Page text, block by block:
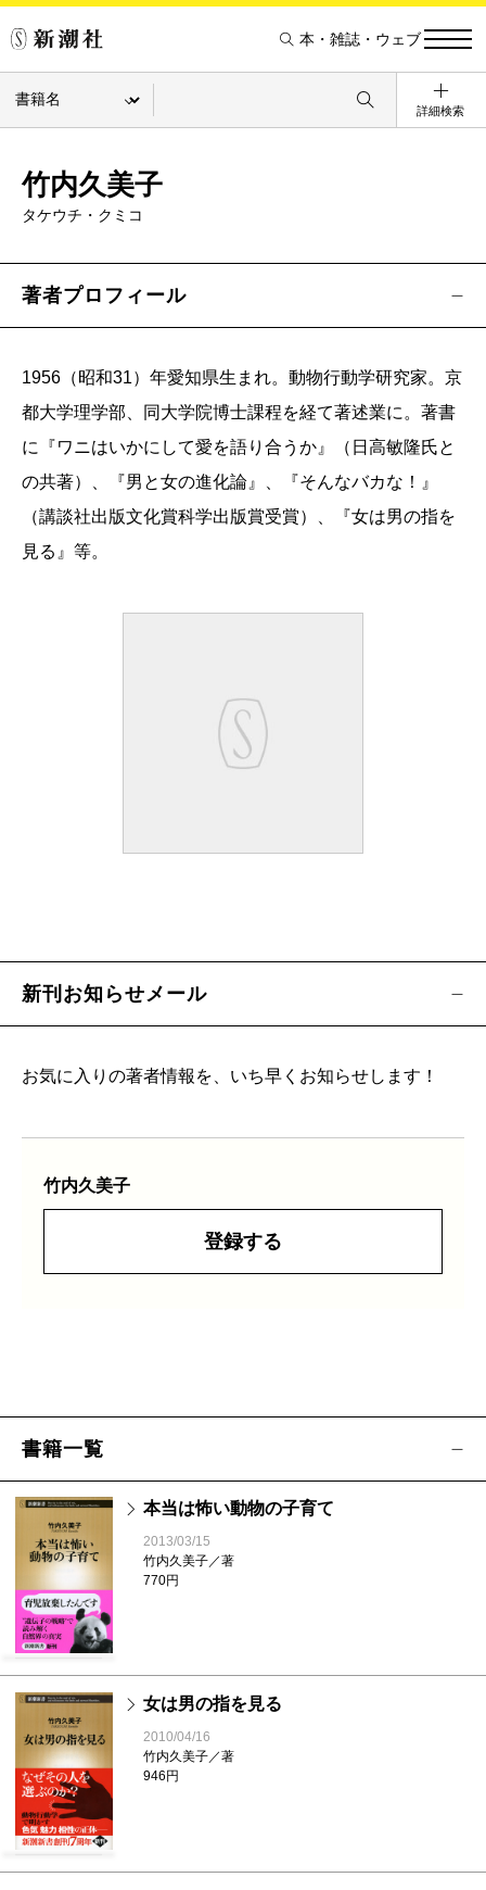
本・雑誌・ウェブ
詳細検索
竹内久美子
タケウチ・クミコ
著者プロフィール
1956（昭和31）年愛知県生まれ。動物行動学研究家。京
都大学理学部、同大学院博士課程を経て著述業に。著書
に『ワニはいかにして愛を語り合うか』（日高敏隆氏と
の共著）、『男と女の進化論』、『そんなバカな！』
（講談社出版文化賞科学出版賞受賞）、『女は男の指を
見る』等。
新刊お知らせメール
お気に入りの著者情報を、いち早くお知らせします！
竹内久美子
登録する
書籍一覧
本当は怖い動物の子育て
2013/03/15
竹内久美子／著
770円
女は男の指を見る
2010/04/16
竹内久美子／著
946円